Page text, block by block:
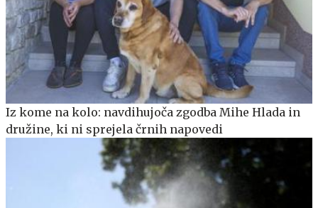
Iz kome na kolo: navdihujoča zgodba Mihe Hlada in
družine, ki ni sprejela črnih napovedi